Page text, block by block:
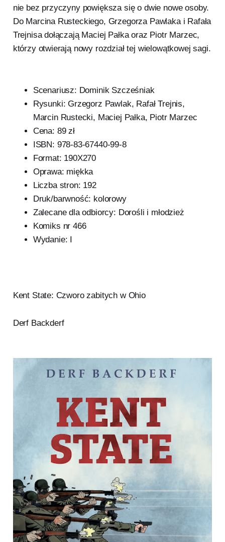
nie bez przyczyny powiększa się o dwie nowe osoby.
Do Marcina Rusteckiego, Grzegorza Pawlaka i Rafała
Trejnisa dołączają Maciej Pałka oraz Piotr Marzec,
którzy otwierają nowy rozdział tej wielowątkowej sagi.
Scenariusz: Dominik Szcześniak
Rysunki: Grzegorz Pawlak, Rafał Trejnis,
Marcin Rustecki, Maciej Pałka, Piotr Marzec
Cena: 89 zł
ISBN: 978-83-67440-99-8
Format: 190X270
Oprawa: miękka
Liczba stron: 192
Druk/barwność: kolorowy
Zalecane dla odbiorcy: Dorośli i młodzież
Komiks nr 466
Wydanie: I
Kent State: Czworo zabitych w Ohio
Derf Backderf